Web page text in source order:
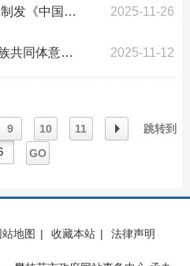
经中央军委批准 全军统一制发《中国人民解放军预备役人员证》 2025-11-26
【民族团结】铸牢中华民族共同体意识 为推进中国式现代化凝聚磅礴力量 2025-11-12
9 10 11
页
跳转到
GO
站地图 | 收藏本站 | 法律声明